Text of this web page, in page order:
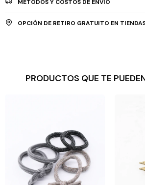
MÉTODOS Y COSTOS DE ENVÍO
OPCIÓN DE RETIRO GRATUITO EN
PRODUCTOS QUE TE